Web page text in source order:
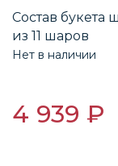
Состав букета
из 11 шаров
Нет в наличии
4 939 ₽